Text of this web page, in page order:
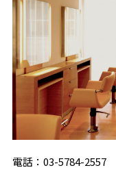
電話：03-5784-2557